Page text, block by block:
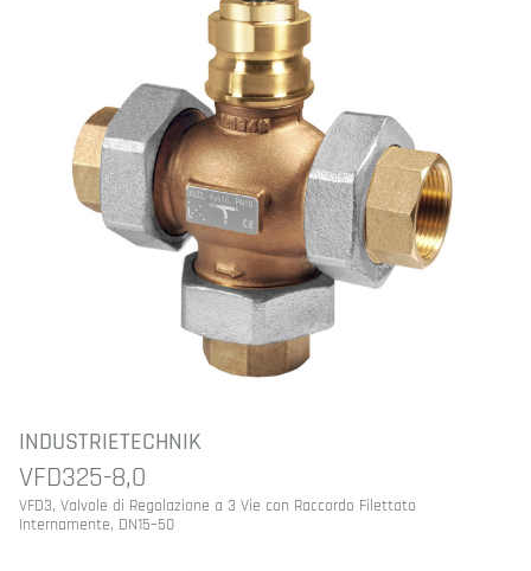
INDUSTRIETECHNIK
VFD325-8,0
VFD3, Valvole di Regolazione a 3 Vie con Raccordo Filettato
Internamente, DN15–50